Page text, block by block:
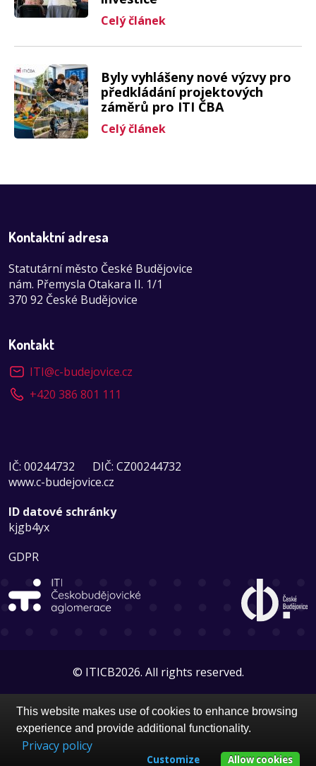
Celý článek
Byly vyhlášeny nové výzvy pro
předkládání projektových
záměrů pro ITI ČBA
Celý článek
Kontaktní adresa
Statutární město České Budějovice
nám. Přemysla Otakara II. 1/1
370 92 České Budějovice
Kontakt
ITI@c-budejovice.cz
+420 386 801 111
IČ: 00244732
DIČ: CZ00244732
www.c-budejovice.cz
ID datové schránky
kjgb4yx
GDPR
© ITICB2026. All rights reserved.
This website makes use of cookies to enhance browsing
experience and provide additional functionality.
Privacy policy
Allow cookies
Customize